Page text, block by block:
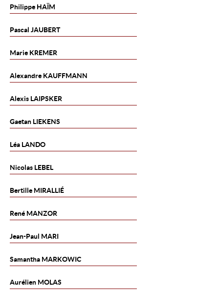
Philippe HAÏM
Pascal JAUBERT
Marie KREMER
Alexandre KAUFFMANN
Alexis LAIPSKER
Gaetan LIEKENS
Léa LANDO
Nicolas LEBEL
Bertille MIRALLIÉ
René MANZOR
Jean-Paul MARI
Samantha MARKOWIC
Aurélien MOLAS